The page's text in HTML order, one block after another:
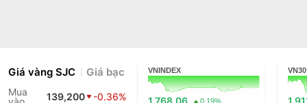
Giá vàng SJC Giá bạc
Mua
139,200
-0.36%
VNINDEX
1,768.06 0.19%
VN30